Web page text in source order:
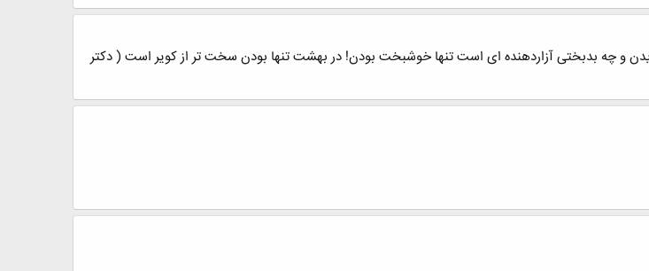
و چه بدبختی آزاردهنده ای است تنها خوشبخت بودن! در بهشت تنها بودن سخت تر از کویر است ( دکتر